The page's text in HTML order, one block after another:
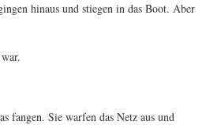
hinaus und stiegen in das Boot. Aber
fangen. Sie warfen das Netz aus und